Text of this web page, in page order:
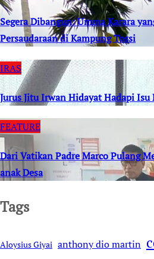
Segera Dibangun: Umma Karara
Persaudaraan di Kampung Tossi
IRAS
Jurus Jitu Irwan Hidayat Hadapi Isu
FEATURE
Dari Vatikan Padre Marco Pulang
anak Desa
Tags
Aloysius Giyai anthony dio martin